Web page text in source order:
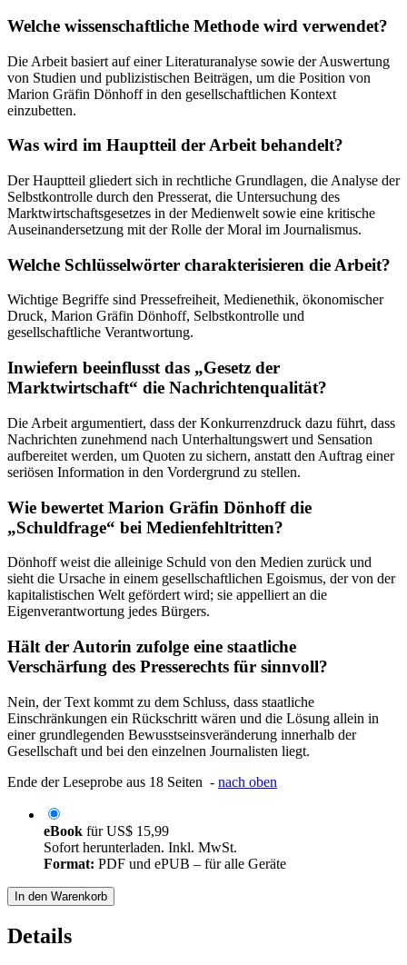
Welche wissenschaftliche Methode wird verwendet?
Die Arbeit basiert auf einer Literaturanalyse sowie der Auswertung
von Studien und publizistischen Beiträgen, um die Position von
Marion Gräfin Dönhoff in den gesellschaftlichen Kontext
einzubetten.
Was wird im Hauptteil der Arbeit behandelt?
Der Hauptteil gliedert sich in rechtliche Grundlagen, die Analyse der
Selbstkontrolle durch den Presserat, die Untersuchung des
Marktwirtschaftsgesetzes in der Medienwelt sowie eine kritische
Auseinandersetzung mit der Rolle der Moral im Journalismus.
Welche Schlüsselwörter charakterisieren die Arbeit?
Wichtige Begriffe sind Pressefreiheit, Medienethik, ökonomischer
Druck, Marion Gräfin Dönhoff, Selbstkontrolle und
gesellschaftliche Verantwortung.
Inwiefern beeinflusst das „Gesetz der
Marktwirtschaft“ die Nachrichtenqualität?
Die Arbeit argumentiert, dass der Konkurrenzdruck dazu führt, dass
Nachrichten zunehmend nach Unterhaltungswert und Sensation
aufbereitet werden, um Quoten zu sichern, anstatt den Auftrag einer
seriösen Information in den Vordergrund zu stellen.
Wie bewertet Marion Gräfin Dönhoff die
„Schuldfrage“ bei Medienfehltritten?
Dönhoff weist die alleinige Schuld von den Medien zurück und
sieht die Ursache in einem gesellschaftlichen Egoismus, der von der
kapitalistischen Welt gefördert wird; sie appelliert an die
Eigenverantwortung jedes Bürgers.
Hält der Autorin zufolge eine staatliche
Verschärfung des Presserechts für sinnvoll?
Nein, der Text kommt zu dem Schluss, dass staatliche
Einschränkungen ein Rückschritt wären und die Lösung allein in
einer grundlegenden Bewusstseinsveränderung innerhalb der
Gesellschaft und bei den einzelnen Journalisten liegt.
Ende der Leseprobe aus 18 Seiten - nach oben
eBook fürUS$ 15,99
Sofort herunterladen. Inkl. MwSt.
Format: PDF und ePUB – für alle Geräte
In den Warenkorb
Details